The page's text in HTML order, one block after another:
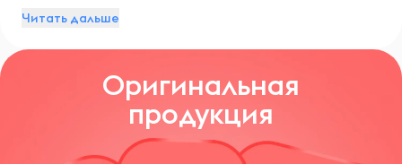
Компания специализируется на создании
предлагая широкий ассортимент органических
Читать дальше
Оригинальная
продукция